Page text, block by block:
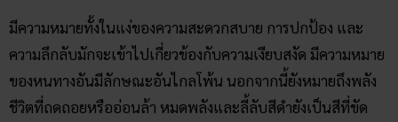
มีความหมายทั้งในแง่ของความสะดวกสบาย การปกป้อง และ
ความลึกลับมักจะเข้าไปเกี่ยวข้องกับความเงียบสงัด มีความหมาย
ของหนทางอันมีลักษณะอันไกลโพ้น นอกจากนี้ยังหมายถึงพลัง
ชีวิตที่ถดถอยหรืออ่อนล้า หมดพลังและลี้ลับสีดำยังเป็นสีที่ขัด